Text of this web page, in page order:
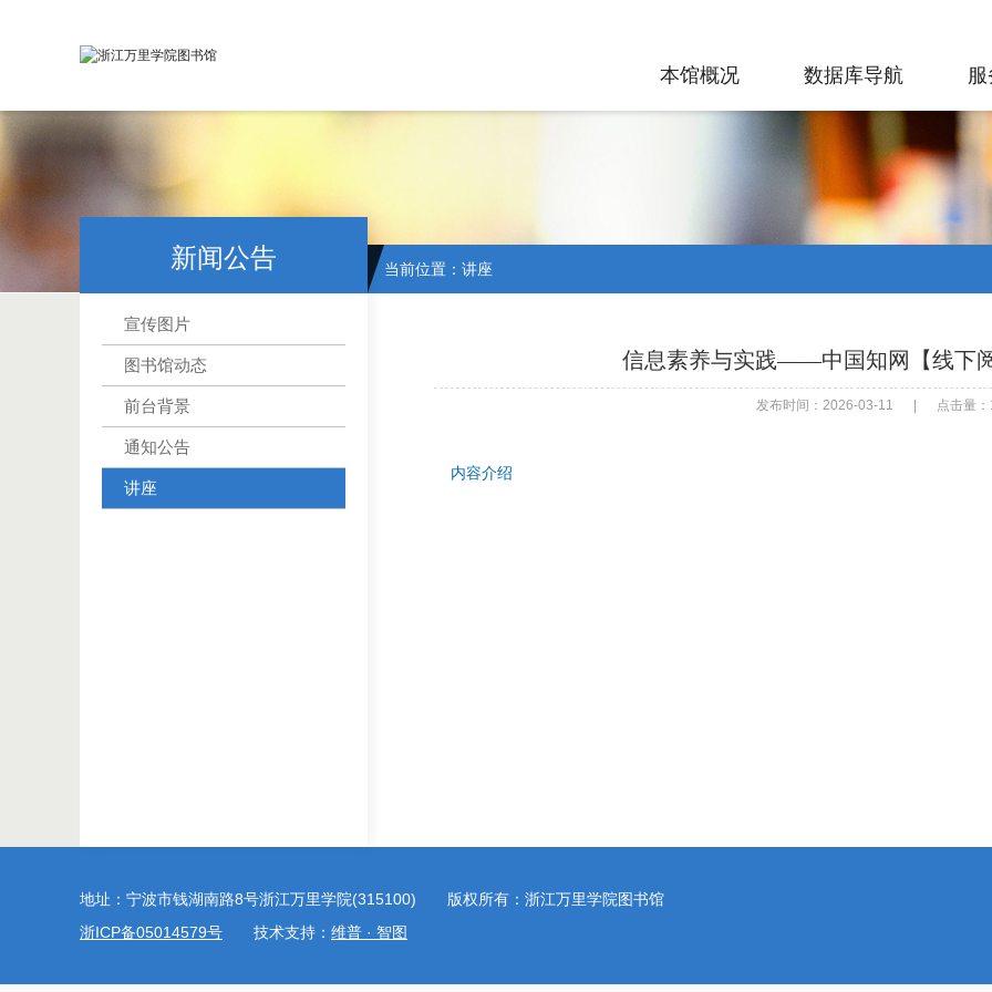
本馆概况 数据库导航
新闻公告
宣传图片
图书馆动态
前台背景
通知公告
讲座
当前位置： 讲座
信息素养与实践——中国知网【线下
发布时间：2026-03-11 点击量
内容介绍
地址：宁波市钱湖南路8号浙江万里学院(315100) 版权所有：浙江万里学院图书馆
浙ICP备05014579号 技术支持： 维普 · 智图